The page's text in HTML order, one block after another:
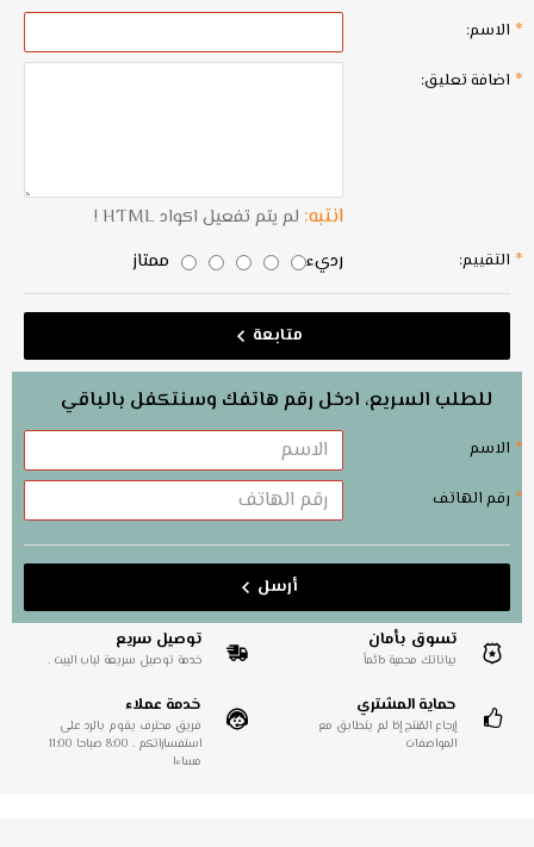
الاسم:
اضافة تعليق:
انتبه: لم يتم تفعيل اكواد HTML !
التقييم: رديء ممتاز
متابعة
للطلب السريع، ادخل رقم هاتفك وسنتكفل بالباقي
الاسم
رقم الهاتف
أرسل
تسوق بأمان
بياناتك محمية دائماً
توصيل سريع
خدمة توصيل سريعة لباب البيت .
حماية المشتري
إرجاع المُنتج إذا لم يتطابق مع
المواصفات
خدمة عملاء
فريق محترف يقوم بالرد على
استفساراتكم . 8:00 صباحا 11:00
مساءا